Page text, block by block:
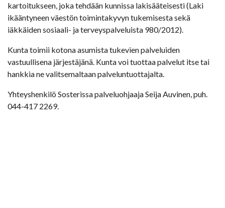
kartoitukseen, joka tehdään kunnissa lakisääteisesti (Laki
ikääntyneen väestön toimintakyvyn tukemisesta sekä
iäkkäiden sosiaali- ja terveyspalveluista 980/2012).
Kunta toimii kotona asumista tukevien palveluiden
vastuullisena järjestäjänä. Kunta voi tuottaa palvelut itse tai
hankkia ne valitsemaltaan palveluntuottajalta.
Yhteyshenkilö Sosterissa palveluohjaaja Seija Auvinen, puh.
044-417 2269.